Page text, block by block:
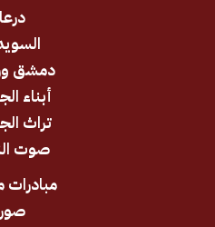
دمشق وريفها
أبناء الجولان
تراث الجولان
صوت الناس
مبادرات مدنية